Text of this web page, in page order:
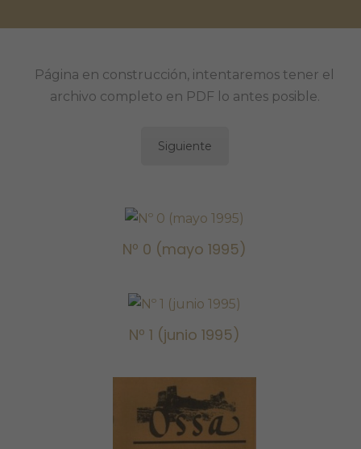
Página en construcción, intentaremos tener el
archivo completo en PDF lo antes posible.
Siguiente
Nº 0 (mayo
1995)
Nº 0 (mayo 1995)
Nº 1 (junio
1995)
Nº 1 (junio 1995)